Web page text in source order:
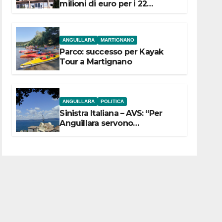
milioni di euro per i 22
ANGUILLARA MARTIGNANO
Parco: successo per Kayak
Tour a Martignano
ANGUILLARA POLITICA
Sinistra Italiana – AVS: “Per
Anguillara servono